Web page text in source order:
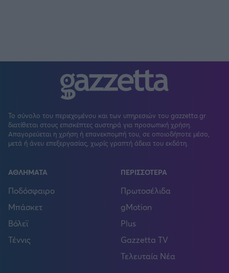
Το σύνολο του περιεχομένου και των υπηρεσιών του gazzetta.gr
διατίθεται στους επισκέπτες αυστηρά για προσωπική χρήση.
Απαγορεύεται η χρήση ή επανεκπομπή του, σε οποιοδήποτε μέσο,
μετά ή άνευ επεξεργασίας, χωρίς γραπτή άδεια του εκδότη.
ΑΘΛΗΜΑΤΑ
Ποδόσφαιρο
Μπάσκετ
Βόλεϊ
Τέννις
ΠΕΡΙΣΣΟΤΕΡΑ
Πρωτοσέλιδα
gMotion
Plus
Gazzetta TV
Τελευταία Νέα